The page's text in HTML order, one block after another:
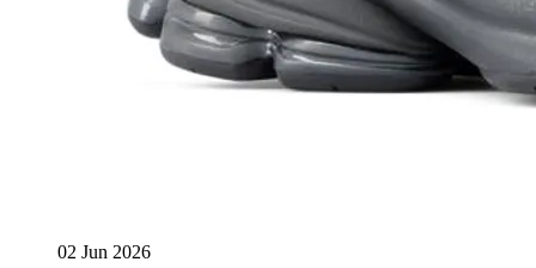
02 Jun 2026